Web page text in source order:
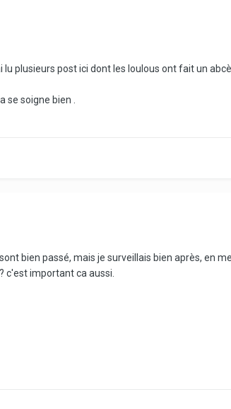
plusieurs post ici dont les loulous ont fait un
soigne bien .
bien passé, mais je surveillais bien après, en
c'est important ca aussi.